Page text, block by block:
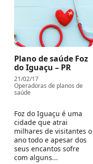
Plano de saúde Foz
do Iguaçu – PR
21/02/17
Operadoras de planos de
saúde
Foz do Iguaçu é uma
cidade que atrai
milhares de visitantes o
ano todo e apesar dos
seus encantos sofre
com alguns...